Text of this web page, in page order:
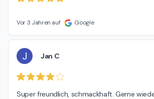
Vor 3 Jahren auf Google
J Jan C
Super freundlich, schmackhaft. Gerne